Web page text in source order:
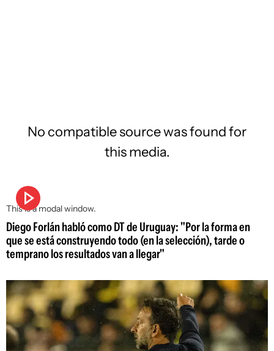
This is a modal window.
No compatible source was found for
this media.
Diego Forlán habló como DT de Uruguay: "Por la forma en
que se está construyendo todo (en la selección), tarde o
temprano los resultados van a llegar"